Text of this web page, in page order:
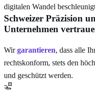
digitalen Wandel
Schweizer Präzision
Unternehmen
Wirgarantieren, dass alle
rechtskonform, stets den
und geschützt werden.